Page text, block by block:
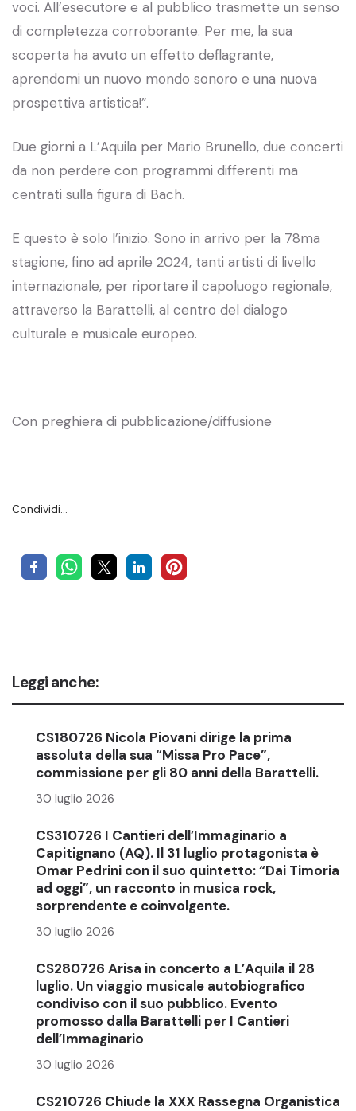
voci. All’esecutore e al pubblico trasmette un senso
di completezza corroborante. Per me, la sua
scoperta ha avuto un effetto deflagrante,
aprendomi un nuovo mondo sonoro e una nuova
prospettiva artistica!”.
Due giorni a L’Aquila per Mario Brunello, due concerti
da non perdere con programmi differenti ma
centrati sulla figura di Bach.
E questo è solo l’inizio. Sono in arrivo per la 78ma
stagione, fino ad aprile 2024, tanti artisti di livello
internazionale, per riportare il capoluogo regionale,
attraverso la Barattelli, al centro del dialogo
culturale e musicale europeo.
Con preghiera di pubblicazione/diffusione
Condividi…
Leggi anche:
CS180726 Nicola Piovani dirige la prima
assoluta della sua “Missa Pro Pace”,
commissione per gli 80 anni della Barattelli.
30 luglio 2026
CS310726 I Cantieri dell’Immaginario a
Capitignano (AQ). Il 31 luglio protagonista è
Omar Pedrini con il suo quintetto: “Dai Timoria
ad oggi”, un racconto in musica rock,
sorprendente e coinvolgente.
30 luglio 2026
CS280726 Arisa in concerto a L’Aquila il 28
luglio. Un viaggio musicale autobiografico
condiviso con il suo pubblico. Evento
promosso dalla Barattelli per I Cantieri
dell’Immaginario
30 luglio 2026
CS210726 Chiude la XXX Rassegna Organistica